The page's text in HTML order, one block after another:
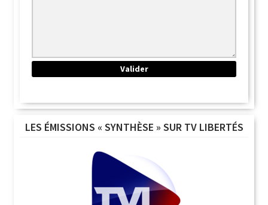
LES ÉMISSIONS « SYNTHÈSE » SUR TV LIBERTÉS